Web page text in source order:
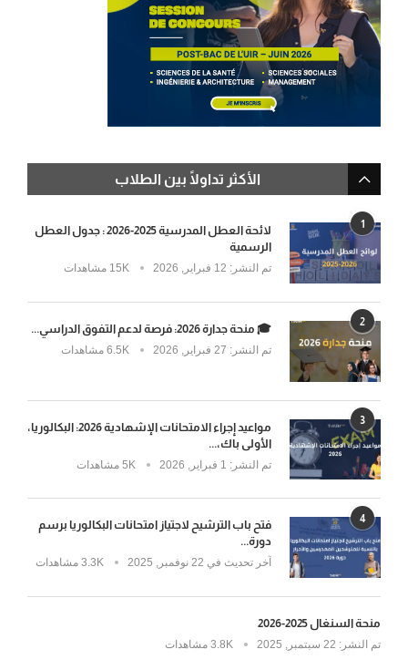
الأكثر تداولًا بين الطلاب
1
لائحة العطل المدرسية 2025-2026 : جدول العطل
الرسمية
تم النشر: 15K مشاهدات
2 🎓 منحة جدارة 2026: فرصة لدعم التفوق الدراسي...
تم النشر: 6.5K مشاهدات
3
مواعيد إجراء الامتحانات الإشهادية 2026: البكالوريا،
الأولى باك،...
تم النشر: 5K مشاهدات
4
فتح باب الترشيح لاجتياز امتحانات البكالوريا برسم
دورة...
آخر تحديث في 3.3K مشاهدات
منحة السنغال 2025-2026
تم النشر: 3.8K مشاهدات